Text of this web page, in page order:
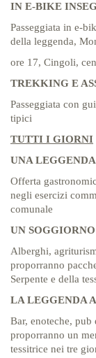
IN E-BIKE
Passeggiata in e-
della leggenda,
ore 17, Cingoli,
TREKKING E
Passeggiata con
tipici
TUTTI I GIORNI
UNA
Offerta
negli esercizi
comunale
UN
Alberghi,
proporranno
Serpente e della
LA LEGGENDA
Bar, enoteche,
proporranno un
tessitrice nei tre